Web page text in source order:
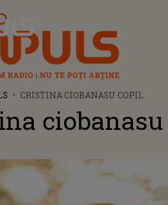
CRISTINA CIOBANASU COPIL